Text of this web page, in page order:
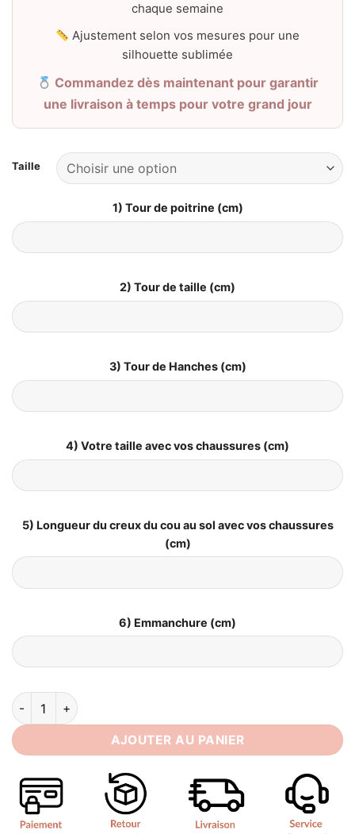
chaque semaine
Ajustement selon vos mesures pour une
silhouette sublimée
Commandez dès maintenant pour garantir
une livraison à temps pour votre grand jour
Taille
1) Tour de poitrine (cm)
2) Tour de taille (cm)
3) Tour de Hanches (cm)
4) Votre taille avec vos chaussures (cm)
5) Longueur du creux du cou au sol avec vos chaussures
(cm)
6) Emmanchure (cm)
quantité de Robe de Mariée Sirène avec Voile
AJOUTER AU PANIER